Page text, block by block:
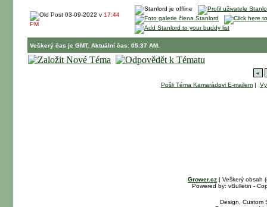
03-09-2022 v 17:44
PM
Veškerý čas je GMT. Aktuální čas: 05:37 AM.
«
Pošli Téma Kamarádovi E-mailem |
Grower.cz | Veškerý obsah
Powered by: vBulletin -
Design, Custom